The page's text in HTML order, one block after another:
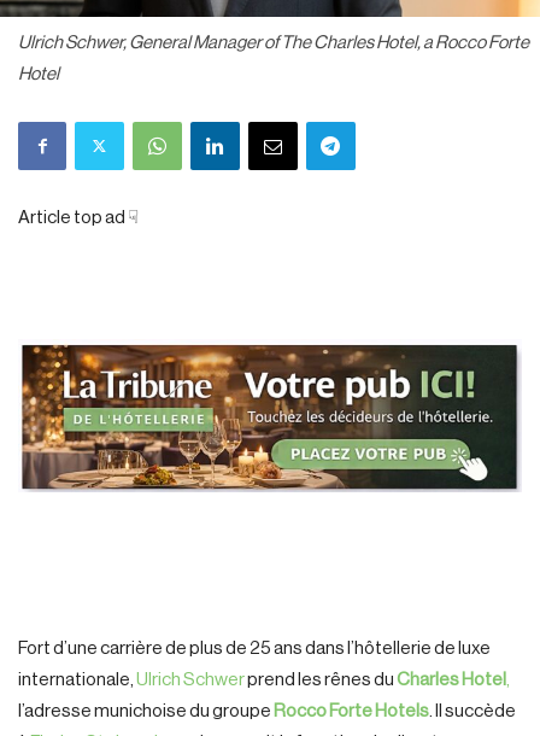
Ulrich Schwer, General Manager of The Charles Hotel, a Rocco Forte
Hotel
Article top ad ☟
Fort d’une carrière de plus de 25 ans dans l’hôtellerie de luxe
internationale, Ulrich Schwerprend les rênes du Charles Hotel ,
l’adresse munichoise du groupe Rocco Forte Hotels. Il succède